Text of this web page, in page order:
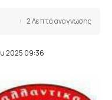
2025 09:36
2 Λεπτά αναγνωσης